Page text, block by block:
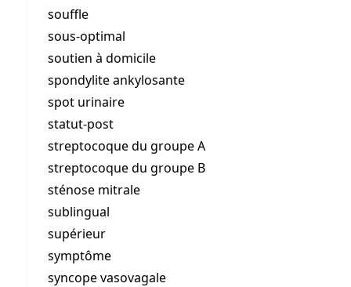
souffle
sous-optimal
soutien à domicile
spondylite ankylosante
spot urinaire
statut-post
streptocoque du groupe A
streptocoque du groupe B
sténose mitrale
sublingual
supérieur
symptôme
syncope vasovagale